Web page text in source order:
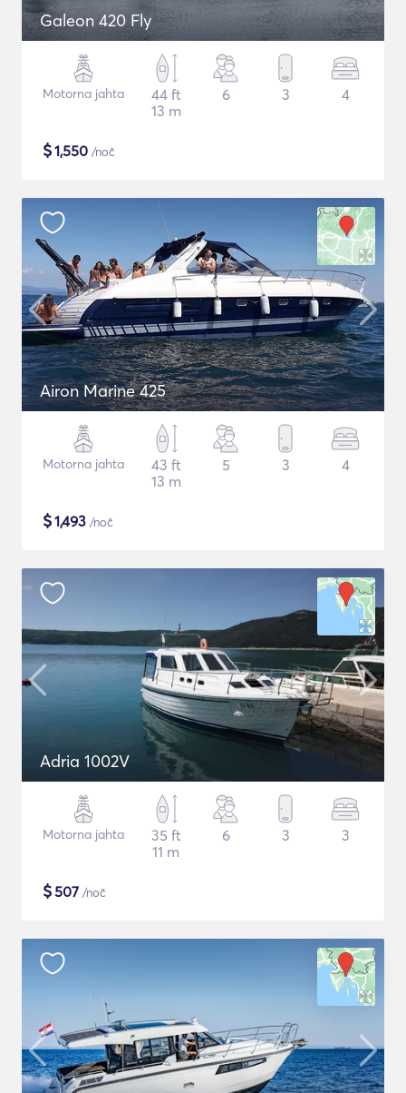
Galeon 420 Fly
Motorna jahta
44 ft
13 m
6 3 4
$1,550 /noč
Airon Marine 425
Motorna jahta
43 ft
13 m
5 3 4
$1,493 /noč
Adria 1002V
Motorna jahta
35 ft
11 m
6 3 3
$507 /noč